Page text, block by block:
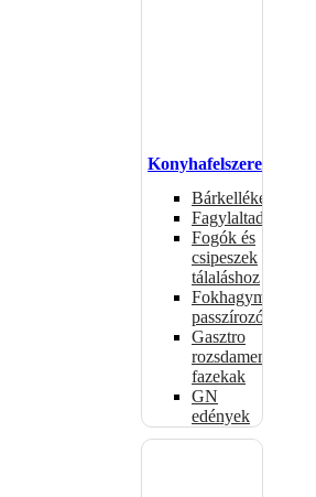
Konyhafelszerelés
Bárkellékek
Fagylaltadagolók
Fogók és
csipeszek
tálaláshoz
Fokhagymaprések,
passzírozók
Gasztro
rozsdamentes
fazekak
GN
edények